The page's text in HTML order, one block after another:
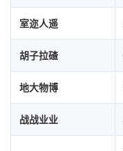
室迩人遥
胡子拉碴
地大物博
战战业业